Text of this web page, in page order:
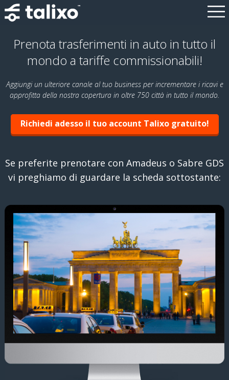
Prenota trasferimenti in auto in tutto il
mondo a tariffe commissionabili!
Aggiungi un ulteriore canale al tuo business per incrementare i ricavi e
approfitta della nostra copertura in oltre 750 città in tutto il mondo.
Richiedi adesso il tuo account Talixo gratuito!
Se preferite prenotare con Amadeus o Sabre GDS
vi preghiamo di guardare la scheda sottostante: